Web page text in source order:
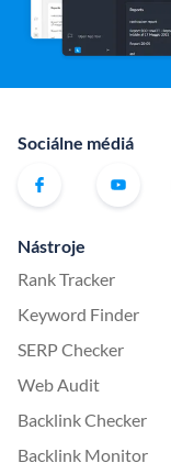
Sociálne médiá
Nástroje
Rank Tracker
Keyword Finder
SERP Checker
Web Audit
Backlink Checker
Backlink Monitor